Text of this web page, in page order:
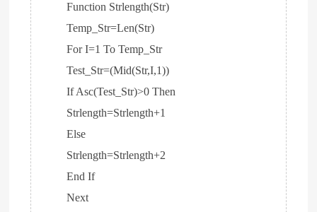
Function Strlength(Str)
Temp_Str=Len(Str)
For I=1 To Temp_Str
Test_Str=(Mid(Str,I,1))
If Asc(Test_Str)>0 Then
Strlength=Strlength+1
Else
Strlength=Strlength+2
End If
Next